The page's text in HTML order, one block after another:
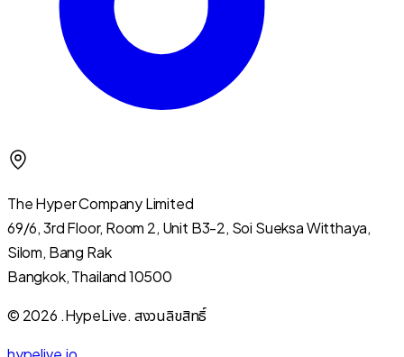
The Hyper Company Limited
69/6, 3rd Floor, Room 2, Unit B3-2, Soi Sueksa Witthaya,
Silom, Bang Rak
Bangkok, Thailand 10500
© 2026 .HypeLive. สงวนลิขสิทธิ์